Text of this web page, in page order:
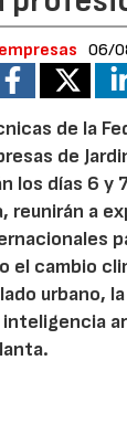
06/
de la
de
los días 6 y
reunirán a
el cambio
urbano, la